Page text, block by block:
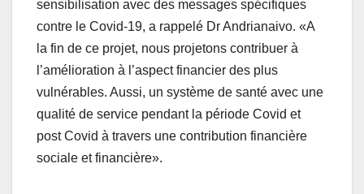
sensibilisation avec des messages spécifiques
contre le Covid-19, a rappelé Dr Andrianaivo. «A
la fin de ce projet, nous projetons contribuer à
l’amélioration à l’aspect financier des plus
vulnérables. Aussi, un système de santé avec une
qualité de service pendant la période Covid et
post Covid à travers une contribution financière
sociale et financière».